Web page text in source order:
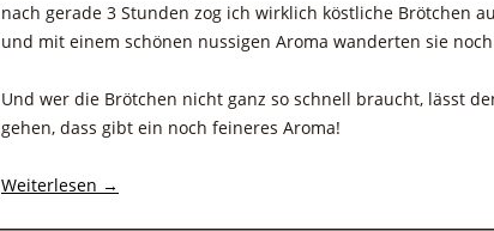
nach gerade 3 Stunden zog ich wirklich köstliche Brötchen
und mit einem schönen nussigen Aroma wanderten sie
Und wer die Brötchen nicht ganz so schnell braucht, lässt
gehen, dass gibt ein noch feineres Aroma!
Weiterlesen →